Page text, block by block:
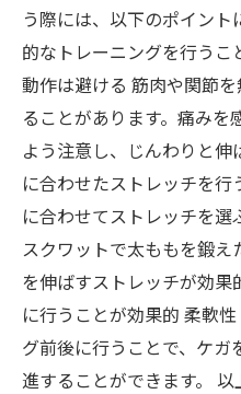
う際には、以下のポイン
的なトレーニングを行うこ
動作は避ける 筋肉や関節
ることがあります。痛み
よう注意し、じんわりと伸
に合わせたストレッチを
に合わせてストレッチを選
スクワットで太ももを鍛
を伸ばすストレッチが効
に行うことが効果的 柔軟
グ前後に行うことで、ケガ
進することができます。